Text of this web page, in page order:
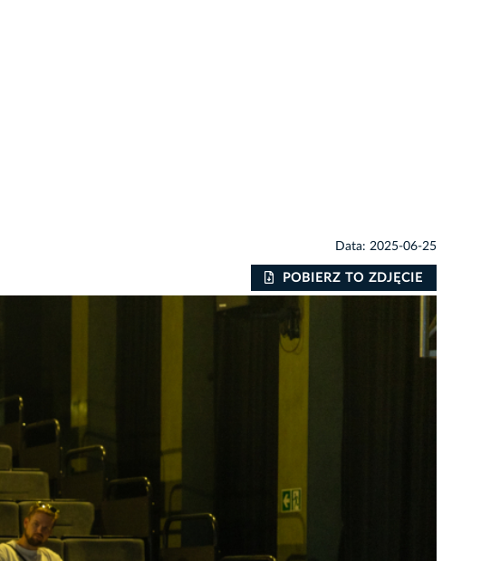
Data: 2025-06-25
POBIERZ TO ZDJĘCIE